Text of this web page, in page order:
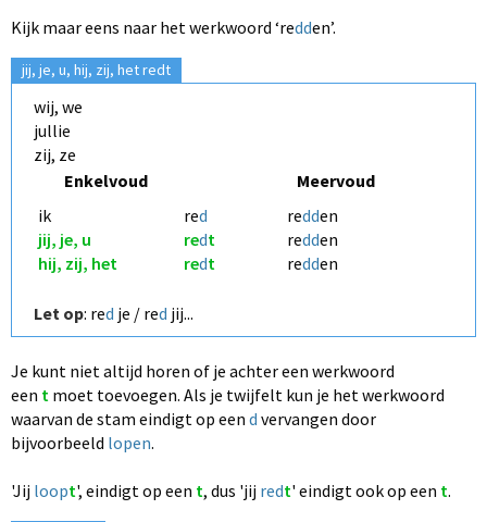
Kijk maar eens naar het werkwoord ‘redden’.
jij, je, u, hij, zij, het redt
wij, we
jullie
zij, ze
Enkelvoud
Meervoud
ik
jij, je, u
hij, zij, het
red
redt
redt
redden
redden
redden
Let op: red je / red jij...
Je kunt niet altijd horen of je achter een werkwoord
een t moet toevoegen. Als je twijfelt kun je het werkwoord
waarvan de stam eindigt op een d vervangen door
bijvoorbeeld lopen.
'Jij loopt', eindigt op een t, dus 'jij redt'eindigt ook op een t.